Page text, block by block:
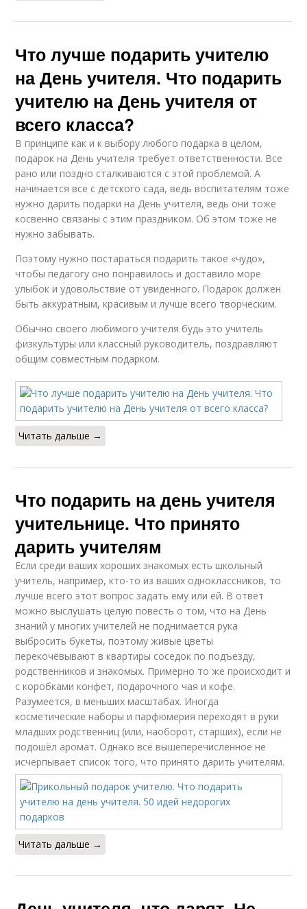
Что лучше подарить учителю
на День учителя. Что подарить
учителю на День учителя от
всего класса?
В принципе как и к выбору любого подарка в целом,
подарок на День учителя требует ответственности. Все
рано или поздно сталкиваются с этой проблемой. А
начинается все с детского сада, ведь воспитателям тоже
нужно дарить подарки на День учителя, ведь они тоже
косвенно связаны с этим праздником. Об этом тоже не
нужно забывать.
Поэтому нужно постараться подарить такое «чудо»,
чтобы педагогу оно понравилось и доставило море
улыбок и удовольствие от увиденного. Подарок должен
быть аккуратным, красивым и лучше всего творческим.
Обычно своего любимого учителя будь это учитель
физкультуры или классный руководитель, поздравляют
общим совместным подарком.
Читать дальше →
Что подарить на день учителя
учительнице. Что принято
дарить учителям
Если среди ваших хороших знакомых есть школьный
учитель, например, кто-то из ваших одноклассников, то
лучше всего этот вопрос задать ему или ей. В ответ
можно выслушать целую повесть о том, что на День
знаний у многих учителей не поднимается рука
выбросить букеты, поэтому живые цветы
перекочёвывают в квартиры соседок по подъезду,
родственников и знакомых. Примерно то же происходит и
с коробками конфет, подарочного чая и кофе.
Разумеется, в меньших масштабах. Иногда
косметические наборы и парфюмерия переходят в руки
младших родственниц (или, наоборот, старших), если не
подошёл аромат. Однако всё вышеперечисленное не
исчерпывает список того, что принято дарить учителям.
Читать дальше →